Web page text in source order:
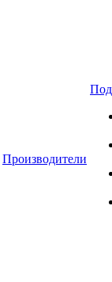
Производители